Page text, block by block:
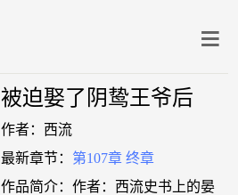
被迫娶了阴鸷王爷后
作者：西流
最新章节： 第107章 终章
作品简介：作者：西流史书上的晏